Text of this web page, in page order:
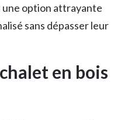
une option attrayante
sans dépasser leur
en bois